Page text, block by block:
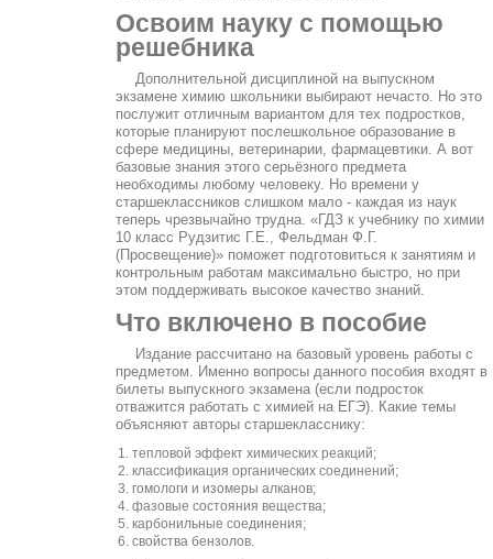
Освоим науку с помощью
решебника
Дополнительной дисциплиной на выпускном
экзамене химию школьники выбирают нечасто. Но это
послужит отличным вариантом для тех подростков,
которые планируют послешкольное образование в
сфере медицины, ветеринарии, фармацевтики. А вот
базовые знания этого серьёзного предмета
необходимы любому человеку. Но времени у
старшеклассников слишком мало - каждая из наук
теперь чрезвычайно трудна. «ГДЗ к учебнику по химии
10 класс Рудзитис Г.Е., Фельдман Ф.Г.
(Просвещение)» поможет подготовиться к занятиям и
контрольным работам максимально быстро, но при
этом поддерживать высокое качество знаний.
Что включено в пособие
Издание рассчитано на базовый уровень работы с
предметом. Именно вопросы данного пособия входят в
билеты выпускного экзамена (если подросток
отважится работать с химией на ЕГЭ). Какие темы
объясняют авторы старшекласснику:
тепловой эффект химических реакций;
классификация органических соединений;
гомологи и изомеры алканов;
фазовые состояния вещества;
карбонильные соединения;
свойства бензолов.